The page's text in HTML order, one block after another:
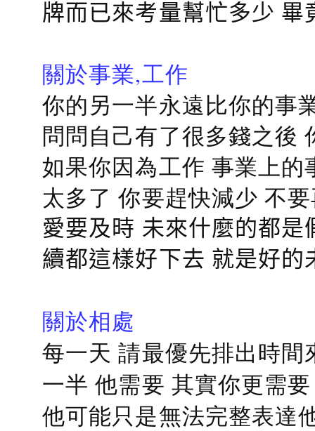
牌而已來考量幫忙多少
關於事業,工作
你的另一半永遠比你的事
問問自己有了很多錢之後
如果你因為工作 事業上
太多了 你要趕快減少 不
愛要及時 未來什麼的都
續都這樣好下去 就是好的
關於相處
每一天 請最優先排出時
一半 他需要 其實你更需要
他可能只是無法完整表達